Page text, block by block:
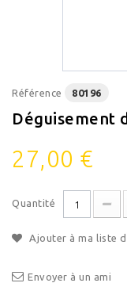
Référence 80196
Déguisement
27,00 €
Quantité
Ajouter à ma liste
Envoyer à un ami